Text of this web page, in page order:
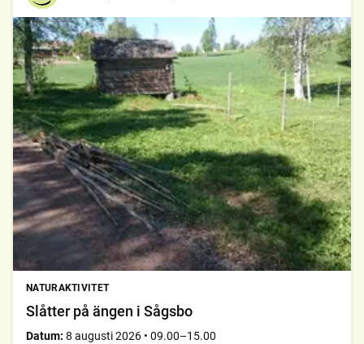
NATURAKTIVITET
Slåtter på ängen i Sågsbo
Datum: 8 augusti 2026 • 09.00–15.00